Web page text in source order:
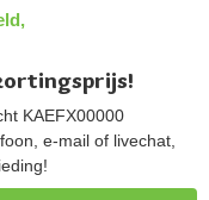
KAEFX00000
e-mail of livechat,